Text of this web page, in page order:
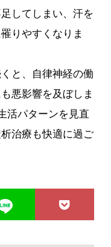
してしまい、汗を
りやすくなりま
と、自律神経の働
悪影響を及ぼしま
活パターンを見直
治療も快適に過ご